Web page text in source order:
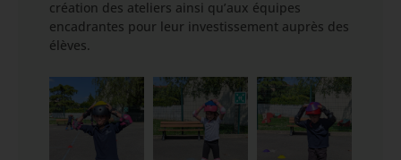
création des ateliers ainsi qu’aux équipes
encadrantes pour leur investissement auprès des
élèves.